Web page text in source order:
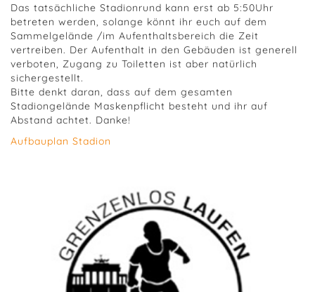
Das tatsächliche Stadionrund kann erst ab 5:50Uhr
betreten werden, solange könnt ihr euch auf dem
Sammelgelände /im Aufenthaltsbereich die Zeit
vertreiben. Der Aufenthalt in den Gebäuden ist generell
verboten, Zugang zu Toiletten ist aber natürlich
sichergestellt.
Bitte denkt daran, dass auf dem gesamten
Stadiongelände Maskenpflicht besteht und ihr auf
Abstand achtet. Danke!
Aufbauplan Stadion